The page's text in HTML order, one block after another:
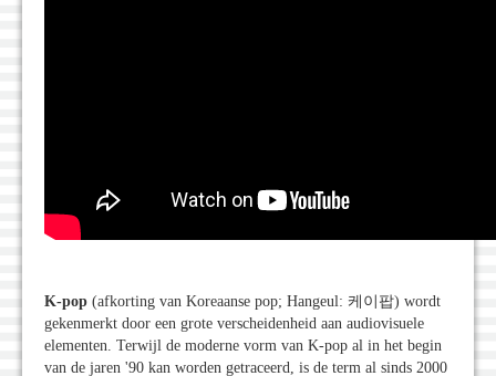
K-pop (afkorting van Koreaanse pop; Hangeul: 케이팝) wordt
gekenmerkt door een grote verscheidenheid aan audiovisuele
elementen. Terwijl de moderne vorm van K-pop al in het begin
van de jaren '90 kan worden getraceerd, is de term al sinds 2000